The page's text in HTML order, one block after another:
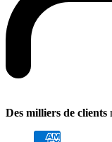
Des milliers de clients